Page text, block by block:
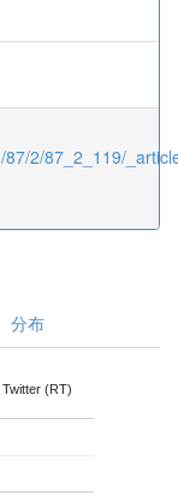
87/2/87_2_119/
分布
Twitter (RT)